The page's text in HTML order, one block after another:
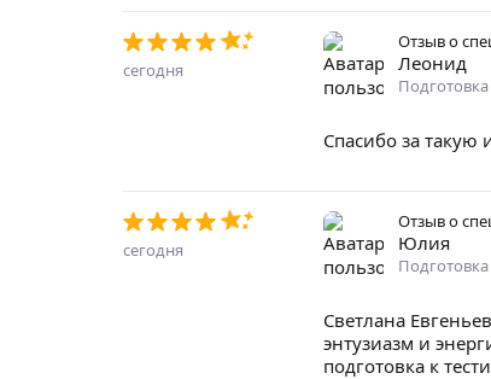
сегодня
Отзыв о
Леонид
Спасибо за такую
сегодня
Отзыв о
Юлия
Светлана
энтузиазм и
подготовка к